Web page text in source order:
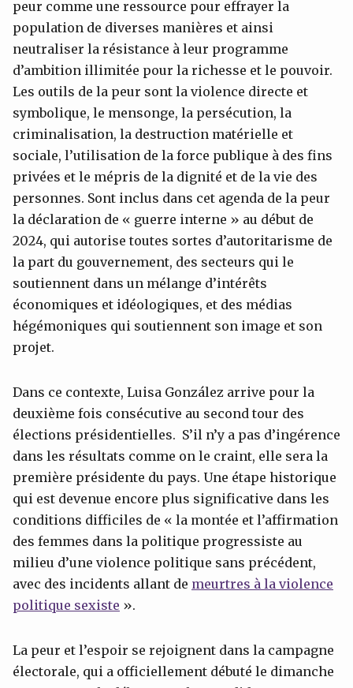
peur comme une ressource pour effrayer la
population de diverses manières et ainsi
neutraliser la résistance à leur programme
d’ambition illimitée pour la richesse et le pouvoir.
Les outils de la peur sont la violence directe et
symbolique, le mensonge, la persécution, la
criminalisation, la destruction matérielle et
sociale, l’utilisation de la force publique à des fins
privées et le mépris de la dignité et de la vie des
personnes. Sont inclus dans cet agenda de la peur
la déclaration de « guerre interne » au début de
2024, qui autorise toutes sortes d’autoritarisme de
la part du gouvernement, des secteurs qui le
soutiennent dans un mélange d’intérêts
économiques et idéologiques, et des médias
hégémoniques qui soutiennent son image et son
projet.
Dans ce contexte, Luisa González arrive pour la
deuxième fois consécutive au second tour des
élections présidentielles. S’il n’y a pas d’ingérence
dans les résultats comme on le craint, elle sera la
première présidente du pays. Une étape historique
qui est devenue encore plus significative dans les
conditions difficiles de « la montée et l’affirmation
des femmes dans la politique progressiste au
milieu d’une violence politique sans précédent,
avec des incidents allant de meurtres à la violence
politique sexiste ».
La peur et l’espoir se rejoignent dans la campagne
électorale, qui a officiellement débuté le dimanche